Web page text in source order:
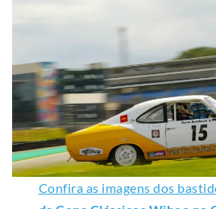
Confira as imagens dos